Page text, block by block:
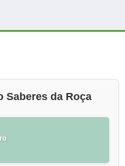
Saberes da Roça